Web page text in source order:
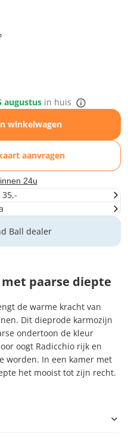
augustus in huis
winkelwagen
aanvragen
24u
Ball dealer
paarse diepte
de warme kracht van
Dit dieprode karmozijn
ondertoon de kleur
oogt Radicchio rijk en
worden. In een kamer met
het mooist tot zijn recht.